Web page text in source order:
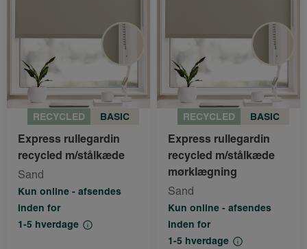
RECYCLED BASIC
Express rullegardin
recycled m/stålkæde
Sand
Kun online - afsendes
inden for
1-5 hverdage
RECYCLED BASIC
Express rullegardin
recycled m/stålkæde
mørklægning
Sand
Kun online - afsendes
inden for
1-5 hverdage